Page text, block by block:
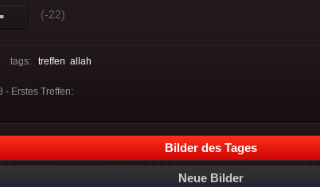
(-22)
tags: treffen allah
- Erstes Treffen:
Bilder des Tages
Neue Bilder